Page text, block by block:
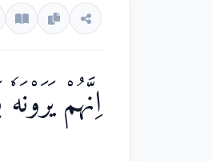
اِنَّهُمْ يَرَوْنَهٗ